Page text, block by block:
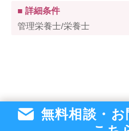
■ 詳細条件
管理栄養士/栄養士
無料相談・